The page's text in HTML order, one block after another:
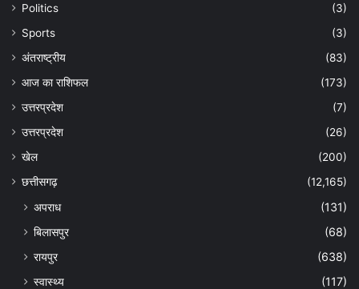
Politics
(3)
Sports
(3)
अंतराष्ट्रीय
(83)
आज का राशिफल
(173)
उत्तरप्रदेश
(7)
उत्तरप्रदेश
(26)
खेल
(200)
छत्तीसगढ़
(12,165)
अपराध
(131)
बिलासपुर
(68)
रायपुर
(638)
स्वास्थ्य
(117)